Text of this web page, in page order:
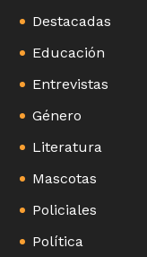
Destacadas
Educación
Entrevistas
Género
Literatura
Mascotas
Policiales
Política